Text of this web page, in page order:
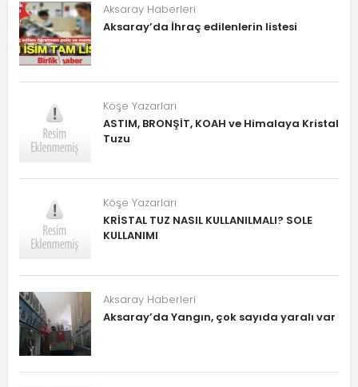
Aksaray Haberleri
Aksaray’da İhraç edilenlerin listesi
Köşe Yazarları
ASTIM, BRONŞİT, KOAH ve Himalaya Kristal
Tuzu
Köşe Yazarları
KRİSTAL TUZ NASIL KULLANILMALI? SOLE
KULLANIMI
Aksaray Haberleri
Aksaray’da Yangın, çok sayıda yaralı var